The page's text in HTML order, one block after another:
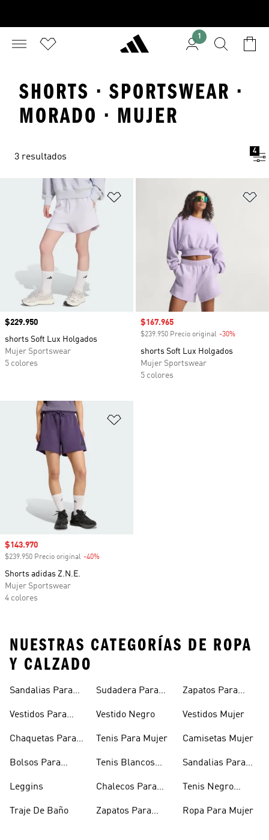
1
SHORTS · SPORTSWEAR ·
MORADO · MUJER
3 resultados
4
Añadir a la lista de deseos
Precio
$229.950
shorts Soft Lux Holgados
Mujer Sportswear
5 colores
Precio de venta
$167.965
$239.950 Precio original -30%
shorts Soft Lux Holgados
Mujer Sportswear
5 colores
Precio de venta
$143.970
$239.950 Precio original -40%
Shorts adidas Z.N.E.
Mujer Sportswear
4 colores
NUESTRAS CATEGORÍAS DE ROPA
Y CALZADO
Sandalias Para
Vestidos Para
Chaquetas Para
Bolsos Para
Leggins
Traje De Baño
Sudadera Para
Vestido Negro
Tenis Para Mujer
Tenis Blancos
Chalecos Para
Zapatos Para
Zapatos Para
Vestidos Mujer
Camisetas Mujer
Sandalias Para
Tenis Negro
Ropa Para Mujer